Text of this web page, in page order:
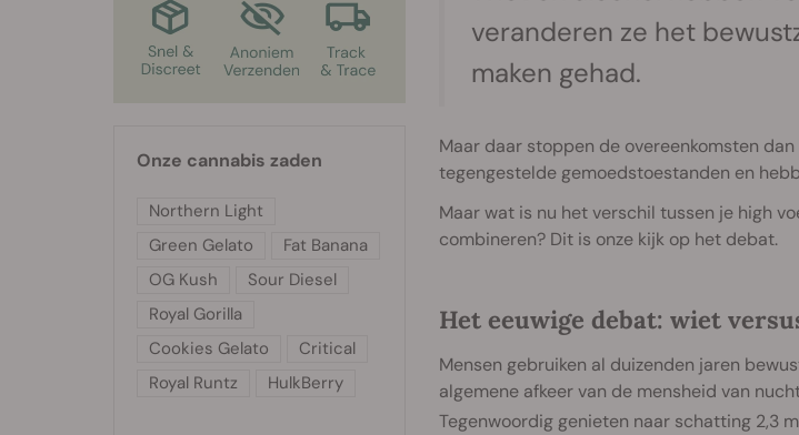
veranderen ze het
maken gehad.
Maar daar stoppen de overeenkomsten
tegengestelde gemoedstoestanden en
Maar wat is nu het verschil tussen je high
combineren? Dit is onze kijk op het debat.
Het eeuwige debat: wiet
Mensen gebruiken al duizenden jaren
algemene afkeer van de mensheid van
Tegenwoordig genieten naar schatting 2,3
Onze cannabis zaden
Northern Light
Green Gelato
Fat Banana
OG Kush
Sour Diesel
Royal Gorilla
Cookies Gelato
Critical
Royal Runtz
HulkBerry